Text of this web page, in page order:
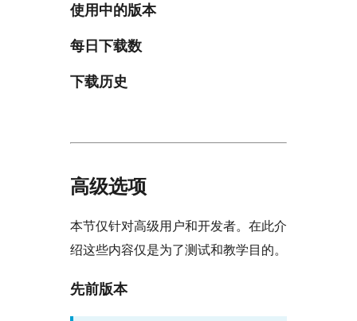
使用中的版本
每日下载数
下载历史
高级选项
本节仅针对高级用户和开发者。在此介
绍这些内容仅是为了测试和教学目的。
先前版本